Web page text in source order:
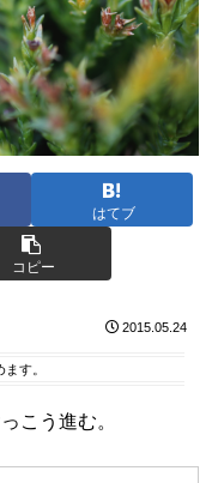
はてブ
コピー
2015.05.24
す。
こう進む。